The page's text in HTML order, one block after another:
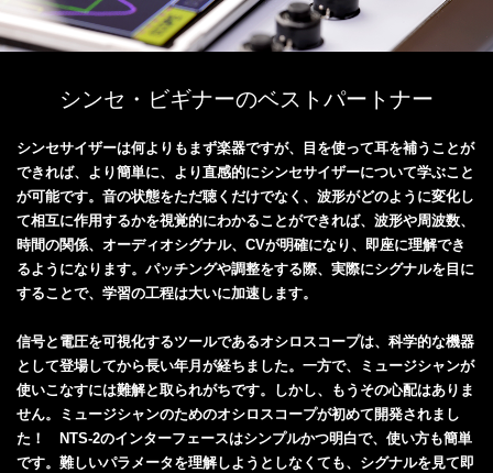
シンセ・ビギナーのベストパートナー
シンセサイザーは何よりもまず楽器ですが、目を使って耳を補うことが
できれば、より簡単に、より直感的にシンセサイザーについて学ぶこと
が可能です。音の状態をただ聴くだけでなく、波形がどのように変化し
て相互に作用するかを視覚的にわかることができれば、波形や周波数、
時間の関係、オーディオシグナル、CVが明確になり、即座に理解でき
るようになります。パッチングや調整をする際、実際にシグナルを目に
することで、学習の工程は大いに加速します。
信号と電圧を可視化するツールであるオシロスコープは、科学的な機器
として登場してから長い年月が経ちました。一方で、ミュージシャンが
使いこなすには難解と取られがちです。しかし、もうその心配はありま
せん。ミュージシャンのためのオシロスコープが初めて開発されまし
た！ NTS-2のインターフェースはシンプルかつ明白で、使い方も簡単
です。難しいパラメータを理解しようとしなくても、シグナルを見て即